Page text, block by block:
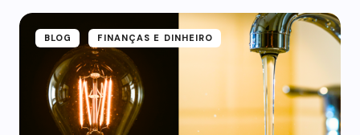
BLOG FINANÇAS E DINHEIRO